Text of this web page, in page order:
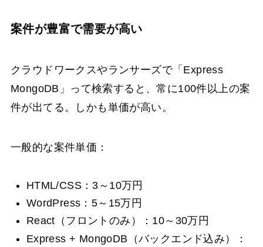
案件が豊富で需要が高い
クラウドワークスやランサーズで「Express
MongoDB」って検索すると、常に100件以上の案
件が出てる。しかも単価が高い。
一般的な案件単価：
HTML/CSS：3～10万円
WordPress：5～15万円
React（フロントのみ）：10～30万円
Express + MongoDB（バックエンド込み）：